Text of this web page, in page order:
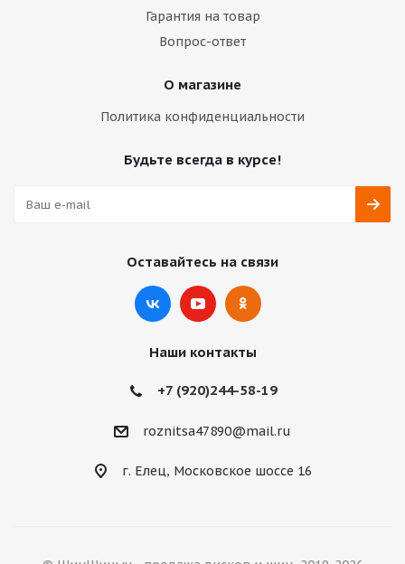
Гарантия на товар
Вопрос-ответ
О магазине
Политика конфиденциальности
Будьте всегда в курсе!
Оставайтесь на связи
Наши контакты
+7 (920)244-58-19
roznitsa47890@mail.ru
г. Елец, Московское шоссе 16